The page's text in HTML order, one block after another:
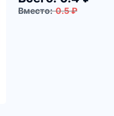
Вместо: 0.5 ₽